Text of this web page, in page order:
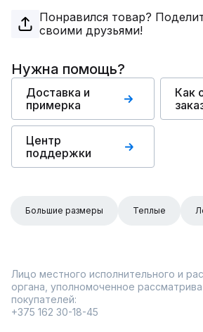
Понравился товар?
своими друзьями!
Нужна помощь?
Доставка и
примерка
Как
Центр
поддержки
Большие размеры Теплые
Лицо местного исполнительного и
органа, уполномоченное
покупателей:
+375 162 30-18-45